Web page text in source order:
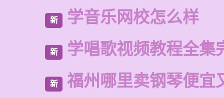
新 学音乐网校怎么样
新 学唱歌视频教程全集
新 福州哪里卖钢琴便宜